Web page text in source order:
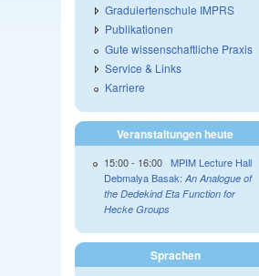
Graduiertenschule IMPRS
Publikationen
Gute wissenschaftliche Praxis
Service & Links
Karriere
Veranstaltungen heute
15:00- 16:00 MPIM Lecture Hall
Debmalya Basak: An Analogue of
the Dedekind Eta Function for
Hecke Groups
Sprachen